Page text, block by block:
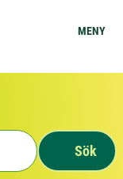
MENY
Sök